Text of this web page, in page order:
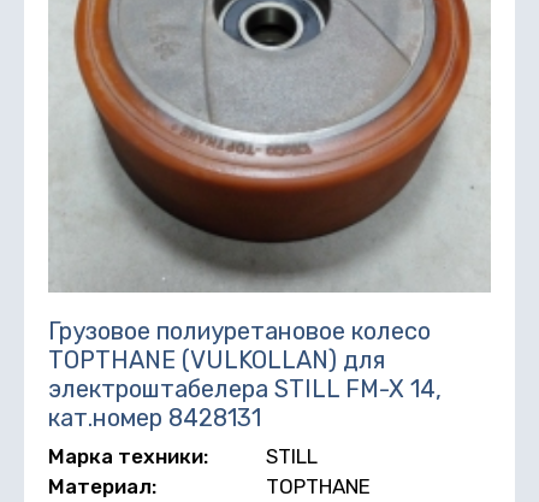
Грузовое полиуретановое колесо
TOPTHANE (VULKOLLAN) для
электроштабелера STILL FM-X 14,
кат.номер 8428131
Марка техники:
STILL
Материал:
TOPTHANE